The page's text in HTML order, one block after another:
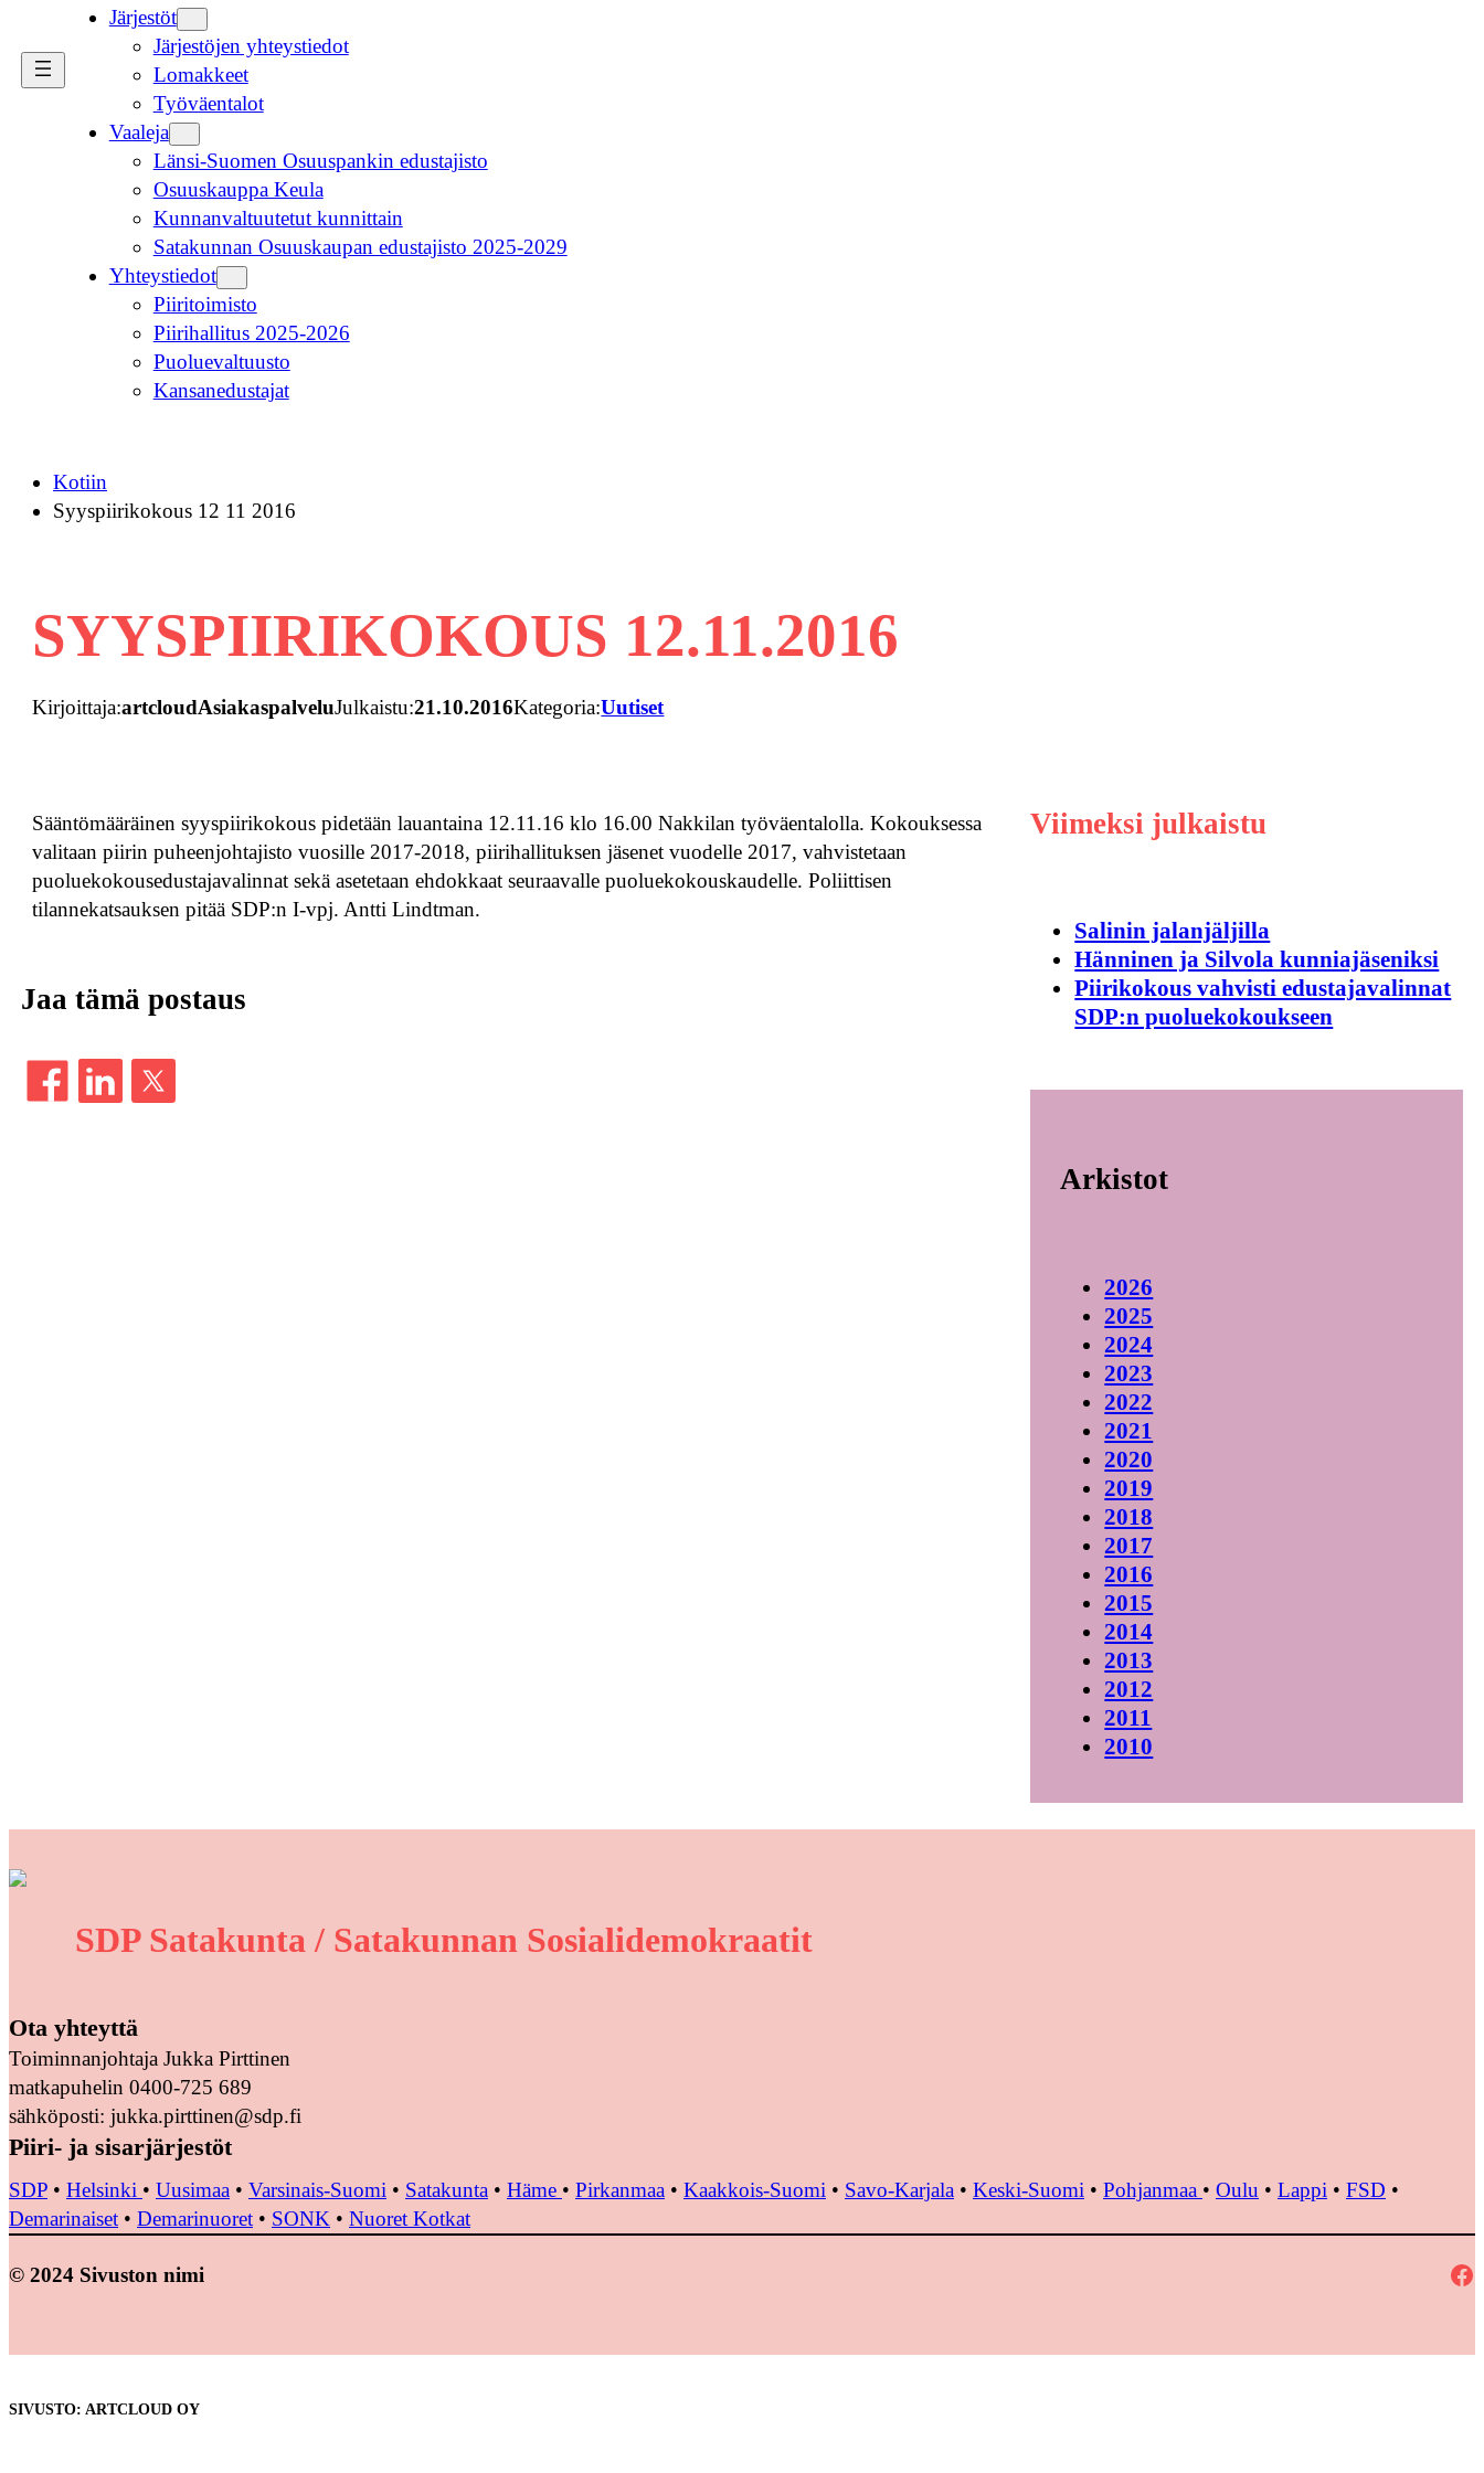
Järjestöt
Järjestöjen yhteystiedot
Lomakkeet
Työväentalot
Vaaleja
Länsi-Suomen Osuuspankin edustajisto
Osuuskauppa Keula
Kunnanvaltuutetut kunnittain
Satakunnan Osuuskaupan edustajisto 2025-2029
Yhteystiedot
Piiritoimisto
Piirihallitus 2025-2026
Puoluevaltuusto
Kansanedustajat
Kotiin
Syyspiirikokous 12 11 2016
SYYSPIIRIKOKOUS 12.11.2016
Kirjoittaja:artcloudAsiakaspalveluJulkaistu:21.10.2016Kategoria:Uutiset
Sääntömääräinen syyspiirikokous pidetään lauantaina 12.11.16 klo 16.00 Nakkilan työväentalolla. Kokouksessa
valitaan piirin puheenjohtajisto vuosille 2017-2018, piirihallituksen jäsenet vuodelle 2017, vahvistetaan
puoluekokousedustajavalinnat sekä asetetaan ehdokkaat seuraavalle puoluekokouskaudelle. Poliittisen
tilannekatsauksen pitää SDP:n I-vpj. Antti Lindtman.
Jaa tämä postaus
Viimeksi julkaistu
Salinin jalanjäljilla
Hänninen ja Silvola kunniajäseniksi
Piirikokous vahvisti edustajavalinnat
SDP:n puoluekokoukseen
Arkistot
2026
2025
2024
2023
2022
2021
2020
2019
2018
2017
2016
2015
2014
2013
2012
2011
2010
SDP Satakunta / Satakunnan Sosialidemokraatit
Ota yhteyttä
Toiminnanjohtaja Jukka Pirttinen
matkapuhelin 0400-725 689
sähköposti: jukka.pirttinen@sdp.fi
Piiri- ja sisarjärjestöt
SDP • Helsinki • Uusimaa • Varsinais-Suomi • Satakunta • Häme • Pirkanmaa • Kaakkois-Suomi • Savo-Karjala • Keski-Suomi • Pohjanmaa • Oulu • Lappi • FSD •
Demarinaiset • Demarinuoret • SONK • Nuoret Kotkat
© 2024 Sivuston nimi Facebook
SIVUSTO: ARTCLOUD OY